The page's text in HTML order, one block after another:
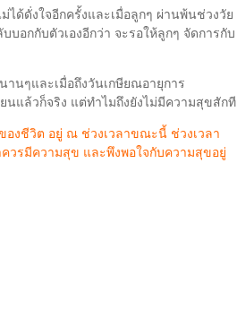
ด้ดั่งใจอีกครั้งและเมื่อลูกๆ ผ่านพ้นช่วงวัย
กกับตัวเองอีกว่า จะรอให้ลูกๆ จัดการกับ
นๆและเมื่อถึงวันเกษียณอายุการ
แล้วก็จริง แต่ทำไมถึงยังไม่มีความสุขสักที
งชีวิต อยู่ ณ ช่วงเวลาขณะนี้ ช่วงเวลา
วรมีความสุข และพึงพอใจกับความสุขอยู่